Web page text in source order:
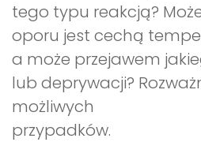
tego typu reakcją?
oporu jest cechą
a może przejawem
lub deprywacji?
możliwych
przypadków.